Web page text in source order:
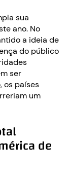
sua
ano. No
a ideia de
do público
ser
os países
um
de